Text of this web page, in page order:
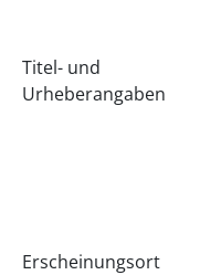
Titel- und
Urheberangaben
Erscheinungsort